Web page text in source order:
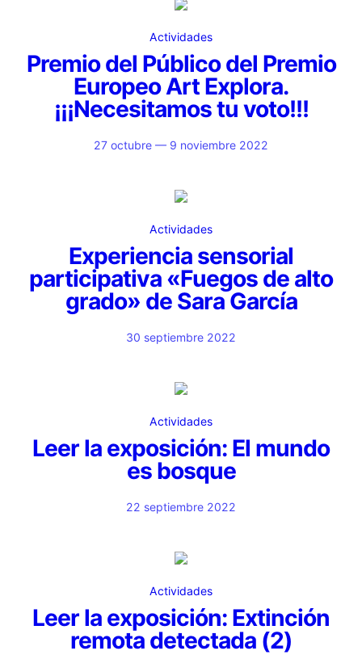
Actividades
Premio del Público del Premio
Europeo Art Explora.
¡¡¡Necesitamos tu voto!!!
27 octubre — 9 noviembre 2022
Actividades
Experiencia sensorial
participativa «Fuegos de alto
grado» de Sara García
30 septiembre 2022
Actividades
Leer la exposición: El mundo
es bosque
22 septiembre 2022
Actividades
Leer la exposición: Extinción
remota detectada (2)